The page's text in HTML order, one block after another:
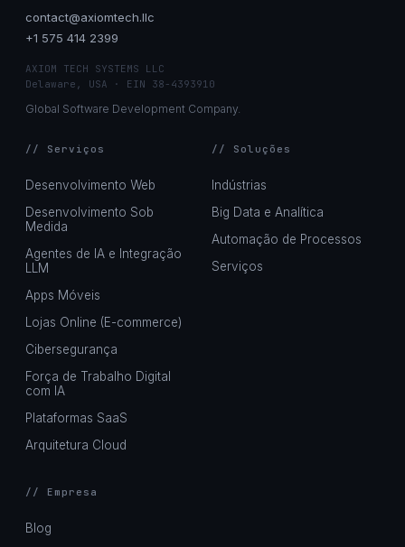
contact@axiomtech.llc
+1 575 414 2399
AXIOM TECH SYSTEMS LLC
Delaware, USA · EIN 38-4393910
Global Software Development Company.
// Serviços
Desenvolvimento Web
Desenvolvimento Sob
Medida
Agentes de IA e Integração
LLM
Apps Móveis
Lojas Online (E-commerce)
Cibersegurança
Força de Trabalho Digital
com IA
Plataformas SaaS
Arquitetura Cloud
// Soluções
Indústrias
Big Data e Analítica
Automação de Processos
Serviços
// Empresa
Blog